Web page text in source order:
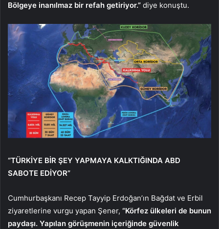
Bölgeye inanılmaz bir refah getiriyor.” diye konuştu.
“TÜRKİYE BİR ŞEY YAPMAYA KALKTIĞINDA ABD
SABOTE EDİYOR”
Cumhurbaşkanı Recep Tayyip Erdoğan’ın Bağdat ve Erbil
ziyaretlerine vurgu yapan Şener, “Körfez ülkeleri de bunun
paydaşı. Yapılan görüşmenin içeriğinde güvenlik